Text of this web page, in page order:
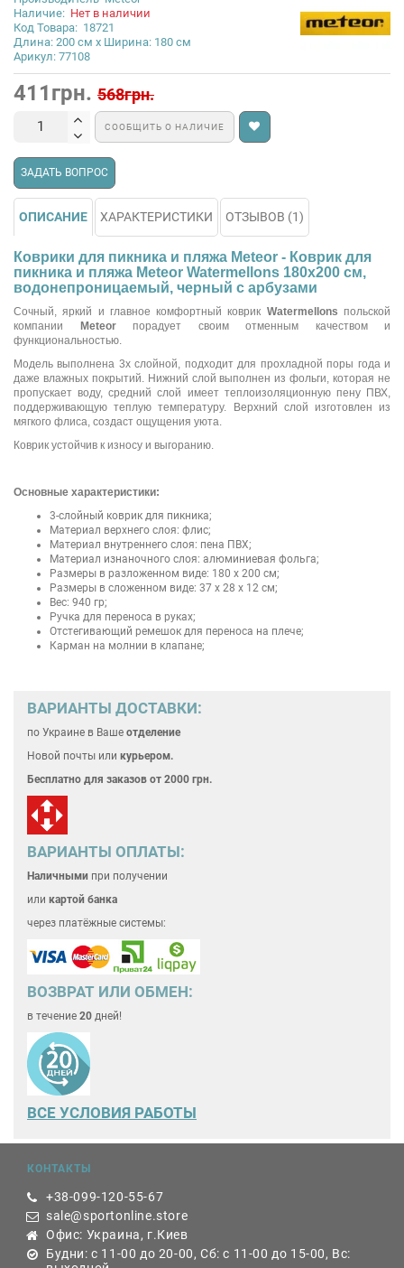
Наличие: Нет в наличии
Код Товара: 18721
Длина: 200 см x Ширина: 180 см
Арикул: 77108
411грн. 568грн.
СООБЩИТЬ О НАЛИЧИЕ
ЗАДАТЬ ВОПРОС
ОПИСАНИЕ ХАРАКТЕРИСТИКИ ОТЗЫВОВ (1)
Коврики для пикника и пляжа Meteor - Коврик для
пикника и пляжа Meteor Watermellons 180х200 см,
водонепроницаемый, черный с арбузами
Сочный, яркий и главное комфортный коврик Watermellons польской
компании Meteorпорадует своим отменным качеством и
функциональностью.
Модель выполнена 3х слойной, подходит для прохладной поры года и
даже влажных покрытий. Нижний слой выполнен из фольги, которая не
пропускает воду, средний слой имеет теплоизоляционную пену ПВХ,
поддерживающую теплую температуру. Верхний слой изготовлен из
мягкого флиса, создаст ощущения уюта.
Коврик устойчив к износу и выгоранию.
Основные характеристики:
3-слойный коврик для пикника;
Материал верхнего слоя: флис;
Материал внутреннего слоя: пена ПВХ;
Материал изнаночного слоя: алюминиевая фольга;
Размеры в разложенном виде: 180 х 200 см;
Размеры в сложенном виде: 37 x 28 x 12 см;
Вес: 940 гр;
Ручка для переноса в руках;
Отстегивающий ремешок для переноса на плече;
Карман на молнии в клапане;
ВАРИАНТЫ ДОСТАВКИ:
по Украине в Ваше отделение
Новой почты или курьером.
Бесплатно для заказов от 2000 грн.
ВАРИАНТЫ ОПЛАТЫ:
Наличными при получении
или картой банка
через платёжные системы:
ВОЗВРАТ ИЛИ ОБМЕН:
в течение 20 дней!
ВСЕ УСЛОВИЯ РАБОТЫ
КОНТАКТЫ
+38-099-120-55-67
sale@sportonline.store
Офис: Украина, г.Киев
Будни: с 11-00 до 20-00, Сб: с 11-00 до 15-00, Вс: